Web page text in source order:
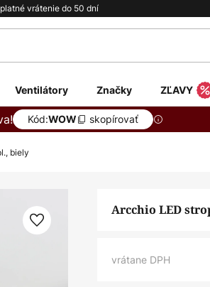
vrátenie do 50 dní
Ventilátory Značky ZĽAVY
Kód:WOW skopírovať
biely
Arcchio LED
vrátane DPH